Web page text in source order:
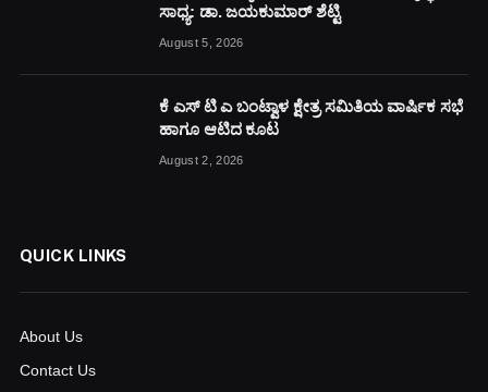
ಸಾಧ್ಯ: ಡಾ. ಜಯಕುಮಾರ್ ಶೆಟ್ಟಿ
August 5, 2026
ಕೆ ಎಸ್ ಟಿ ಎ ಬಂಟ್ವಾಳ ಕ್ಷೇತ್ರ ಸಮಿತಿಯ ವಾರ್ಷಿಕ ಸಭೆ
ಹಾಗೂ ಆಟಿದ ಕೂಟ
August 2, 2026
QUICK LINKS
About Us
Contact Us